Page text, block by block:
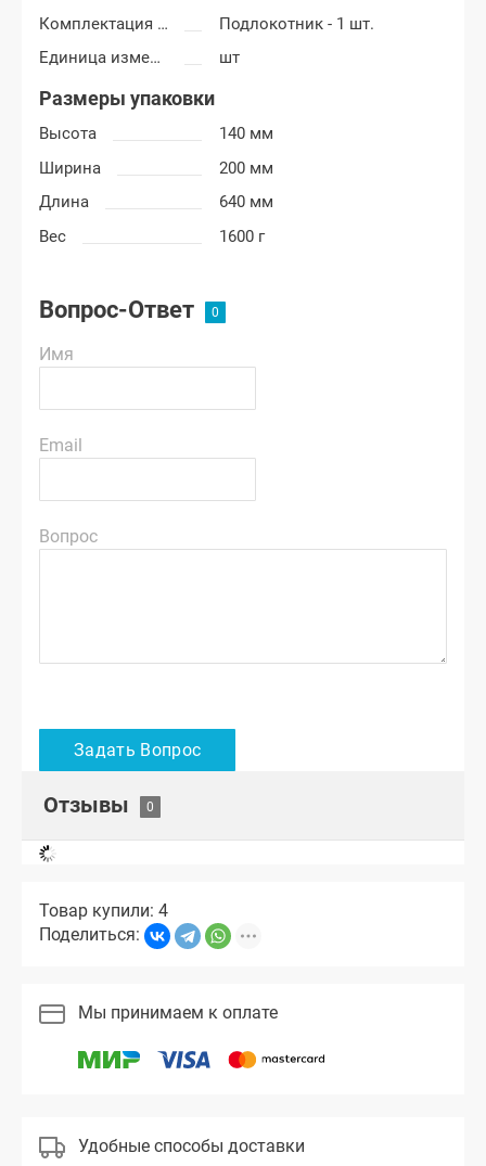
Комплектация подлокотника
Подлокотник - 1 шт.
Единица измерения
шт
Размеры упаковки
Высота
140 мм
Ширина
200 мм
Длина
640 мм
Вес
1600 г
Вопрос-Ответ
Имя
Email
Вопрос
Отзывы
Товар купили: 4
Поделиться:
Мы принимаем к оплате
Удобные способы доставки